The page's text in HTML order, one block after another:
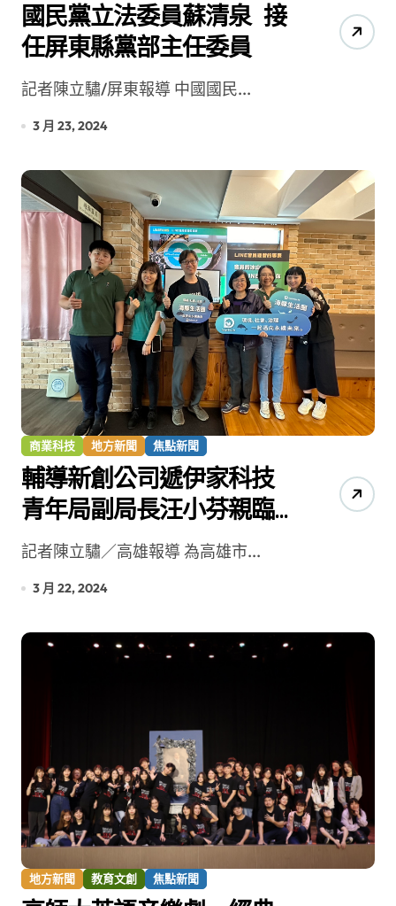
國民黨立法委員蘇清泉 接
任屏東縣黨部主任委員
記者陳立驌/屏東報導 中國國民...
3 月 23, 2024
商業科技 地方新聞 焦點新聞
輔導新創公司遞伊家科技
青年局副局長汪小芬親臨
訪視
記者陳立驌／高雄報導 為高雄市...
3 月 22, 2024
地方新聞 教育文創 焦點新聞